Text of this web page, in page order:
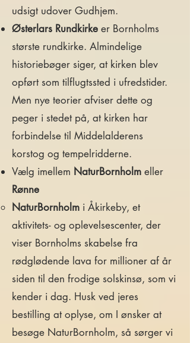
udsigt udover Gudhjem.
Østerlars Rundkirke er Bornholms
største rundkirke. Almindelige
historiebøger siger, at kirken blev
opført som tilflugtssted i ufredstider.
Men nye teorier afviser dette og
peger i stedet på, at kirken har
forbindelse til Middelalderens
korstog og tempelridderne.
Vælg imellem NaturBornholm eller
Rønne
NaturBornholm i Åkirkeby, et
aktivitets- og oplevelsescenter, der
viser Bornholms skabelse fra
rødglødende lava for millioner af år
siden til den frodige solskinsø, som vi
kender i dag. Husk ved jeres
bestilling at oplyse, om I ønsker at
besøge NaturBornholm, så sørger vi